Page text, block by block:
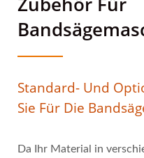
Standard- Und
Sie Für Die
Da Ihr Material in